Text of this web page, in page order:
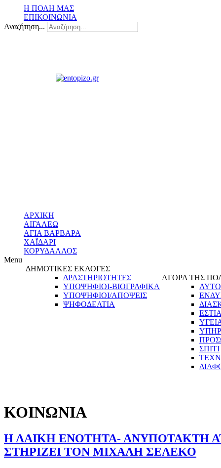
Η ΠΟΛΗ ΜΑΣ
ΕΠΙΚΟΙΝΩΝΙΑ
Αναζήτηση...
ΑΡΧΙΚΗ
ΑΙΓΑΛΕΩ
ΑΓΙΑ ΒΑΡΒΑΡΑ
ΧΑΪΔΑΡΙ
ΚΟΡΥΔΑΛΛΟΣ
Menu
ΔΗΜΟΤΙΚΕΣ ΕΚΛΟΓΕΣ
ΔΡΑΣΤΗΡΙΟΤΗΤΕΣ
ΥΠΟΨΗΦΙΟΙ-ΒΙΟΓΡΑΦΙΚΑ
ΥΠΟΨΗΦΙΟΙ/ΑΠΟΨΕΙΣ
ΨΗΦΟΔΕΛΤΙΑ
ΑΓΟΡΑ ΤΗΣ
ΣΠΙΤΙ
ΚΟΙΝΩΝΙΑ
Η ΛΑΙΚΗ ΕΝΟΤΗΤΑ- ΑΝΥΠΟΤΑΚΤΗ
ΣΤΗΡΙΖΕΙ ΤΟΝ ΜΙΧΑΛΗ ΣΕΛΕΚΟ